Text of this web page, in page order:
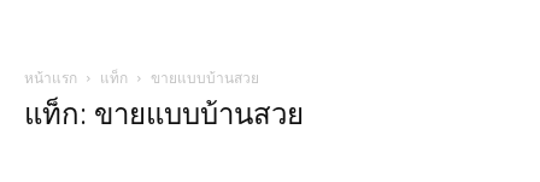
หน้าแรก แท็ก ขายแบบบ้านสวย
แท็ก: ขายแบบบ้านสวย